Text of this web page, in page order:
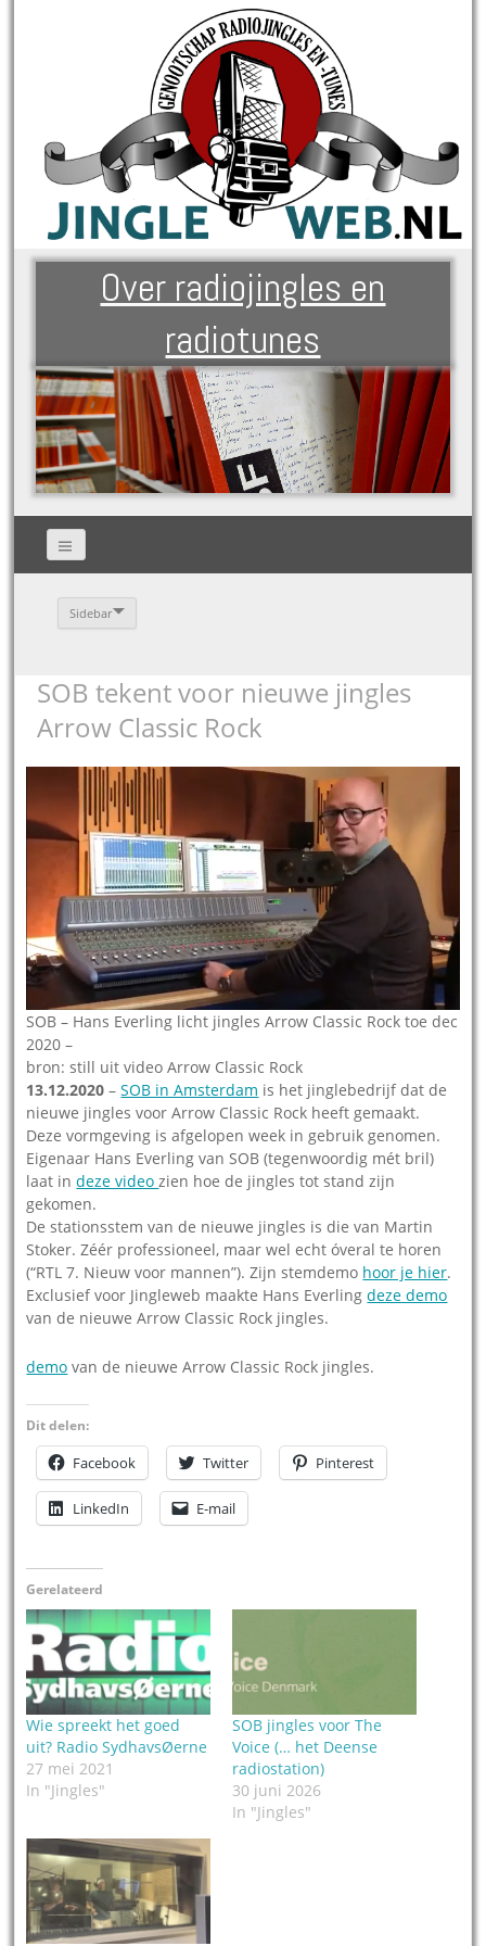
Over radiojingles en
radiotunes
Sidebar
SOB tekent voor nieuwe jingles
Arrow Classic Rock
SOB – Hans Everling licht jingles Arrow Classic Rock toe dec
2020 –
bron: still uit video Arrow Classic Rock
13.12.2020 –SOB in Amsterdam is het jinglebedrijf dat de
nieuwe jingles voor Arrow Classic Rock heeft gemaakt.
Deze vormgeving is afgelopen week in gebruik genomen.
Eigenaar Hans Everling van SOB (tegenwoordig mét bril)
laat indeze videozien hoe de jingles tot stand zijn
gekomen.
De stationsstem van de nieuwe jingles is die van Martin
Stoker. Zéér professioneel, maar wel echt óveral te horen
(“RTL 7. Nieuw voor mannen”). Zijn stemdemo hoor je hier.
Exclusief voor Jingleweb maakte Hans Everlingdeze demo
van de nieuwe Arrow Classic Rock jingles.
demo van de nieuwe Arrow Classic Rock jingles.
Dit delen:
Facebook Twitter Pinterest
LinkedIn E-mail
Gerelateerd
Wie spreekt het goed
uit? Radio SydhavsØerne
27 mei 2021
In "Jingles"
SOB jingles voor The
Voice (… het Deense
radiostation)
30 juni 2026
In "Jingles"